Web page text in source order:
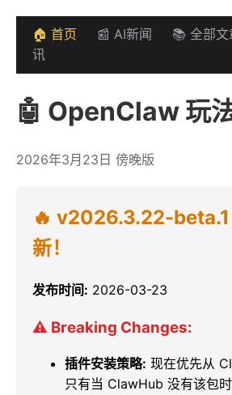
🏠 首页 📰 AI新闻 📚 全部文
讯
🤖 OpenClaw 玩
2026年3月23日 傍晚版
🔥 v2026.3.22-beta.1
新！
发布时间: 2026-03-23
⚠️ Breaking Changes:
插件安装策略: 现在优先从
只有当 ClawHub 没有该包